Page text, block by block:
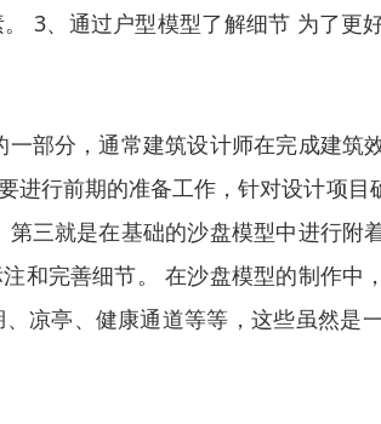
3、通过户型模型了解细节 为了
部分，通常建筑设计师在完成建
行前期的准备工作，针对设计项
三就是在基础的沙盘模型中进行
和完善细节。 在沙盘模型的制作
凉亭、健康通道等等，这些虽然是